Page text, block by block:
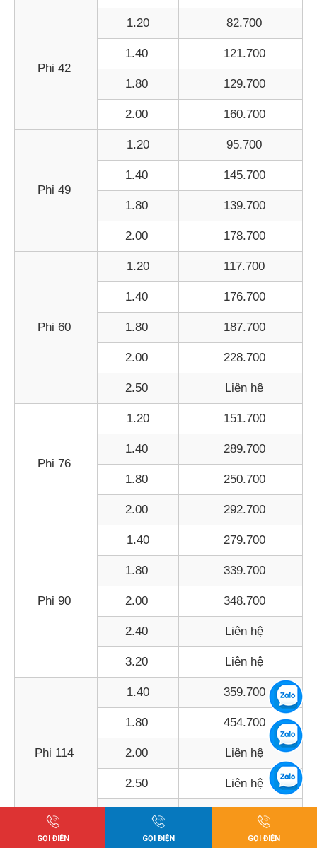
Phi 42
1.20 82.700
1.40 121.700
1.80 129.700
2.00 160.700
Phi 49
1.20 95.700
1.40 145.700
1.80 139.700
2.00 178.700
Phi 60
1.20 117.700
1.40 176.700
1.80 187.700
2.00 228.700
2.50 Liên hệ
Phi 76
1.20 151.700
1.40 289.700
1.80 250.700
2.00 292.700
Phi 90
1.40 279.700
1.80 339.700
2.00 348.700
2.40 Liên hệ
3.20 Liên hệ
Phi 114
1.40 359.700
1.80 454.700
2.00 Liên hệ
2.50 Liên hệ
Liên hệ
GỌI ĐIỆN GỌI ĐIỆN GỌI ĐIỆN